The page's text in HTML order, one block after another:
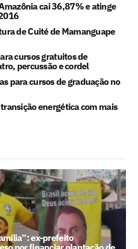
cai 36,87% e atinge
de Cuité de Mamanguape
cursos gratuitos de
percussão e cordel
para cursos de graduação no
energética com mais
ex-prefeito